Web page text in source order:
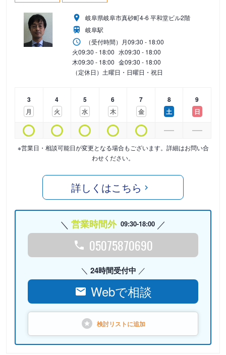
岐阜県岐阜市真砂町4-6 平和堂ビル2階
岐阜駅
（受付時間） 月09:30 - 18:00
火09:30 - 18:00 水09:30 - 18:00
木09:30 - 18:00 金09:30 - 18:00
（定休日）土曜日・日曜日・祝日
3
月
4
火
5
水
6
木
7
金
8
土
9
日
※営業日・相談可能日が変更となる場合もございます。詳細はお問い合
わせください。
詳しくはこちら
営業時間外 09:30-18:00
05075870690
24時間受付中
Webで相談
検討リストに追加